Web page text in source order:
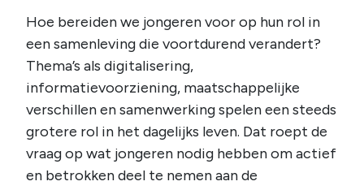
Hoe bereiden we jongeren voor op hun rol in
een samenleving die voortdurend verandert?
Thema’s als digitalisering,
informatievoorziening, maatschappelijke
verschillen en samenwerking spelen een steeds
grotere rol in het dagelijks leven. Dat roept de
vraag op wat jongeren nodig hebben om actief
en betrokken deel te nemen aan de